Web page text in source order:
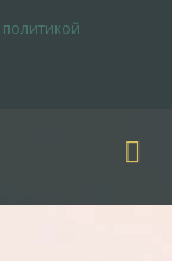
политикой